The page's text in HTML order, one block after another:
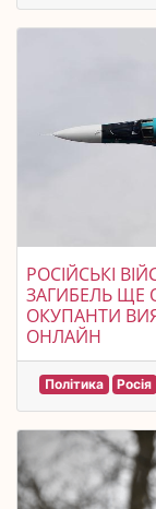
РОСІЙСЬКІ
ЗАГИБЕЛЬ ЩЕ
ОКУПАНТИ
ОНЛАЙН
Політика Росія